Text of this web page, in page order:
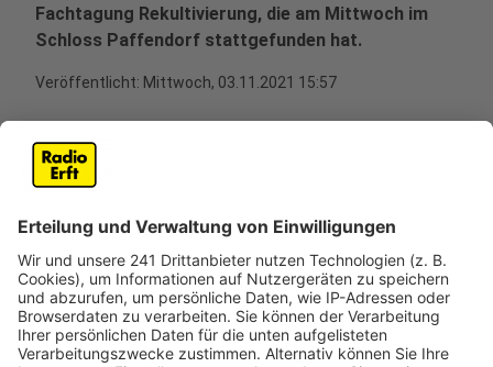
Fachtagung Rekultivierung, die am Mittwoch im
Schloss Paffendorf stattgefunden hat.
Veröffentlicht: Mittwoch, 03.11.2021 15:57
Anzeige
Bei der Tagung haben Fachleute darauf hingewiesen,
verhindern und die Chancen des Strukturwandels für
die Biodiversität zu nutzen. Denn noch nie seien so
viele Arten in so kurzer Zeit unwiederbringlich verloren
gegangen. Ein gutes Beispiel für gelungene